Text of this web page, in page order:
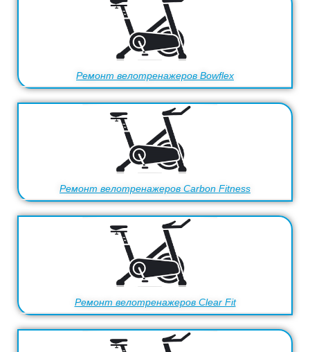
Ремонт велотренажеров Bowflex
Ремонт велотренажеров Carbon Fitness
Ремонт велотренажеров Clear Fit